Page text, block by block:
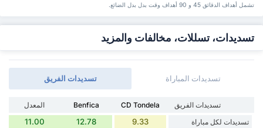
تشمل أهداف الدقائق 45 و 90 أهداف وقت ‏بدل ‏بدل الضائع.
تسديدات، تسللات، مخالفات والمزيد
تسديدات الفريق تسديدات المباراة
تسديدات الفريق CD Tondela
Benfica
المعدل
تسديدات لكل مباراة
9.33
12.78
11.00